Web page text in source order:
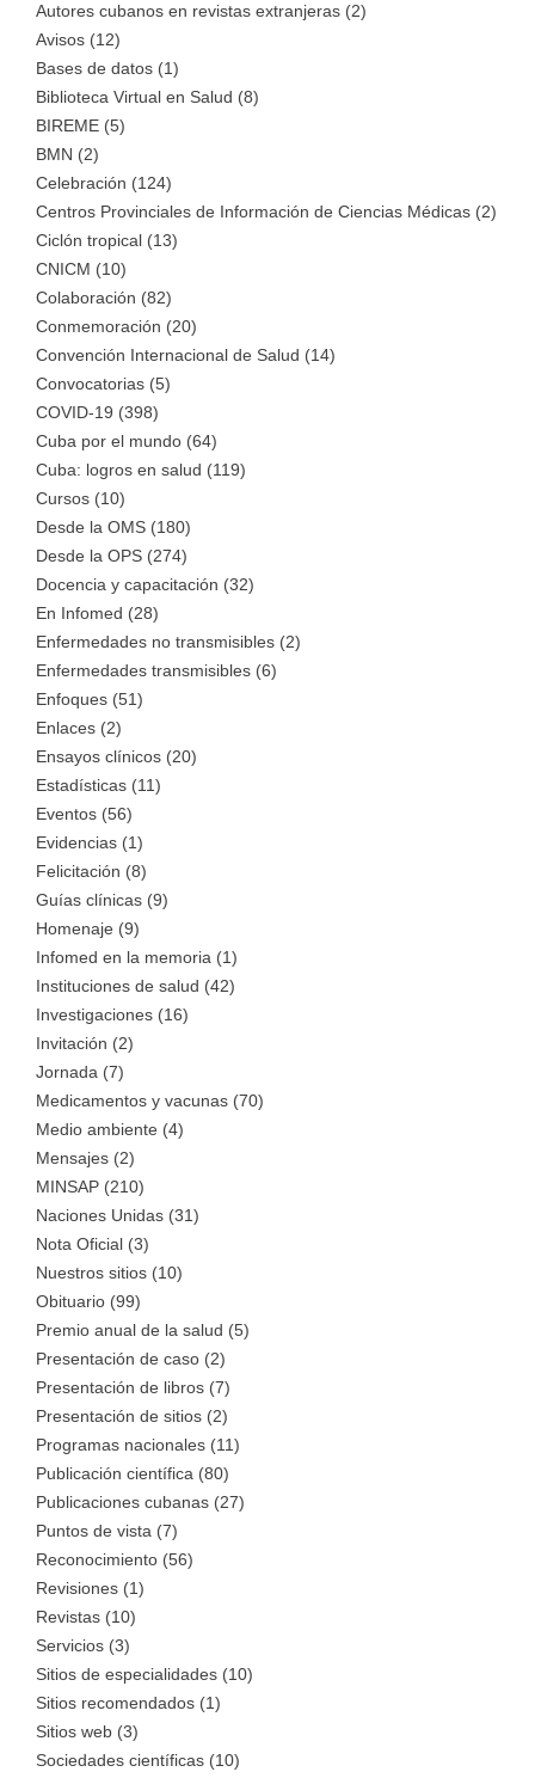
Autores cubanos en revistas extranjeras (2)
Avisos (12)
Bases de datos (1)
Biblioteca Virtual en Salud (8)
BIREME (5)
BMN (2)
Celebración (124)
Centros Provinciales de Información de Ciencias Médicas (2)
Ciclón tropical (13)
CNICM (10)
Colaboración (82)
Conmemoración (20)
Convención Internacional de Salud (14)
Convocatorias (5)
COVID-19 (398)
Cuba por el mundo (64)
Cuba: logros en salud (119)
Cursos (10)
Desde la OMS (180)
Desde la OPS (274)
Docencia y capacitación (32)
En Infomed (28)
Enfermedades no transmisibles (2)
Enfermedades transmisibles (6)
Enfoques (51)
Enlaces (2)
Ensayos clínicos (20)
Estadísticas (11)
Eventos (56)
Evidencias (1)
Felicitación (8)
Guías clínicas (9)
Homenaje (9)
Infomed en la memoria (1)
Instituciones de salud (42)
Investigaciones (16)
Invitación (2)
Jornada (7)
Medicamentos y vacunas (70)
Medio ambiente (4)
Mensajes (2)
MINSAP (210)
Naciones Unidas (31)
Nota Oficial (3)
Nuestros sitios (10)
Obituario (99)
Premio anual de la salud (5)
Presentación de caso (2)
Presentación de libros (7)
Presentación de sitios (2)
Programas nacionales (11)
Publicación científica (80)
Publicaciones cubanas (27)
Puntos de vista (7)
Reconocimiento (56)
Revisiones (1)
Revistas (10)
Servicios (3)
Sitios de especialidades (10)
Sitios recomendados (1)
Sitios web (3)
Sociedades científicas (10)